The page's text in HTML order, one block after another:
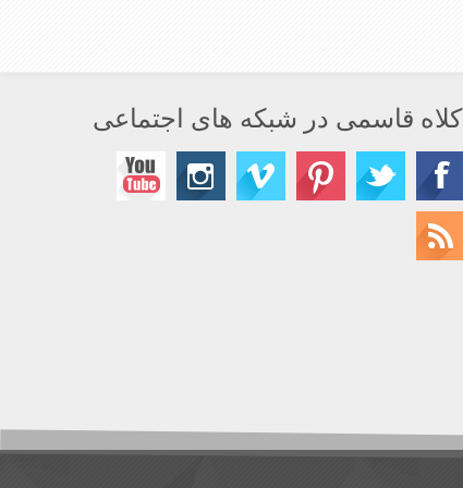
کلاه قاسمی در شبکه های اجتماعی